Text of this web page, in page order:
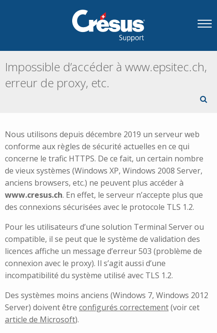
Impossible d’accéder à www.epsitec.ch,
erreur de proxy, etc.
Nous utilisons depuis décembre 2019 un serveur web
conforme aux règles de sécurité actuelles en ce qui
concerne le trafic HTTPS. De ce fait, un certain nombre
de vieux systèmes (Windows XP, Windows 2008 Server,
anciens browsers, etc.) ne peuvent plus accéder à
www.cresus.ch. En effet, le serveur n’accepte plus que
des connexions sécurisées avec le protocole TLS 1.2.
Pour les utilisateurs d’une solution Terminal Server ou
compatible, il se peut que le système de validation des
licences affiche un message d’erreur 503 (problème de
connexion avec le proxy). Il s’agit aussi d’une
incompatibilité du système utilisé avec TLS 1.2.
Des systèmes moins anciens (Windows 7, Windows 2012
Server) doivent être configurés correctement(voir cet
article de Microsoft).